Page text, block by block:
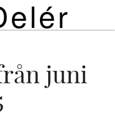
juni